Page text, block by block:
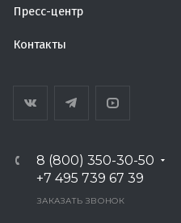
Пресс-центр
Контакты
8 (800) 350-30-50
+7 495 739 67 39
ЗАКАЗАТЬ ЗВОНОК